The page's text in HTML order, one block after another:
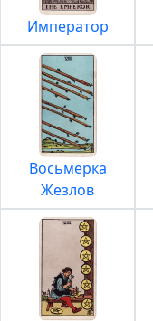
Император
Восьмерка
Жезлов